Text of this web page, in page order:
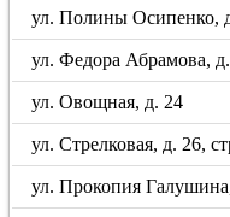
ул. Полины Осипенко,
ул. Федора Абрамова, д.
ул. Овощная, д. 24
ул. Стрелковая, д. 26,
ул. Прокопия